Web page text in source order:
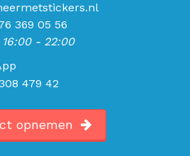
369 05 56
16:00 - 22:00
479 42
opnemen